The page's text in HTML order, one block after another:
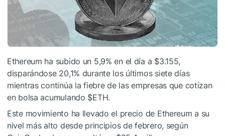
Ethereum ha subido un 5,9% en el día a $3.155,
disparándose 20,1% durante los últimos siete días
mientras continúa la fiebre de las empresas que cotizan
en bolsa acumulando $ETH.
Este movimiento ha llevado el precio de Ethereum a su
nivel más alto desde principios de febrero, según